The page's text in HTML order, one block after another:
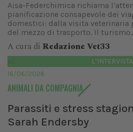
Aisa-Federchimica richiama
pianificazione consapevole dei
domestici: dalla visita veterinaria
del mezzo di trasporto. Il
A cura di Redazione Vet33
L’INTERVISTA
16/06/2026
ANIMALI DA COMPAGNIA
Parassiti e stress
Sarah Endersby